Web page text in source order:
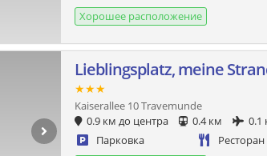
Хорошее расположение
Lieblingsplatz, meine
★★★
Kaiserallee 10 Travemunde
0.9 км до центра
0.4 км
0.1
Парковка
Ресторан